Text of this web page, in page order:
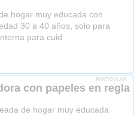
hogar muy educada con
30 a 40 años, solo para
para cuid
PARTICULAR
con papeles en regla
de hogar muy educada